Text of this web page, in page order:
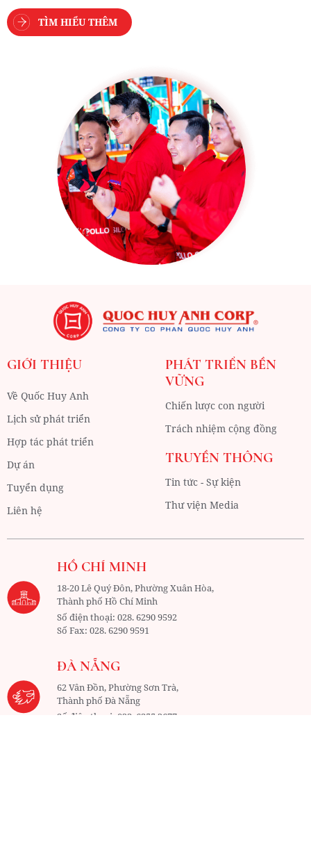
TÌM HIỂU THÊM
GIỚI THIỆU
Về Quốc Huy Anh
Lịch sử phát triển
Hợp tác phát triển
Dự án
Tuyển dụng
Liên hệ
PHÁT TRIỂN BỀN
VỮNG
Chiến lược con người
Trách nhiệm cộng đồng
TRUYỀN THÔNG
Tin tức - Sự kiện
Thư viện Media
HỒ CHÍ MINH
18-20 Lê Quý Đôn, Phường Xuân Hòa,
Thành phố Hồ Chí Minh
Số điện thoại:028. 6290 9592
Số Fax:028. 6290 9591
ĐÀ NẴNG
62 Vân Đồn, Phường Sơn Trà,
Thành phố Đà Nẵng
Số điện thoại: 023. 6355 2677